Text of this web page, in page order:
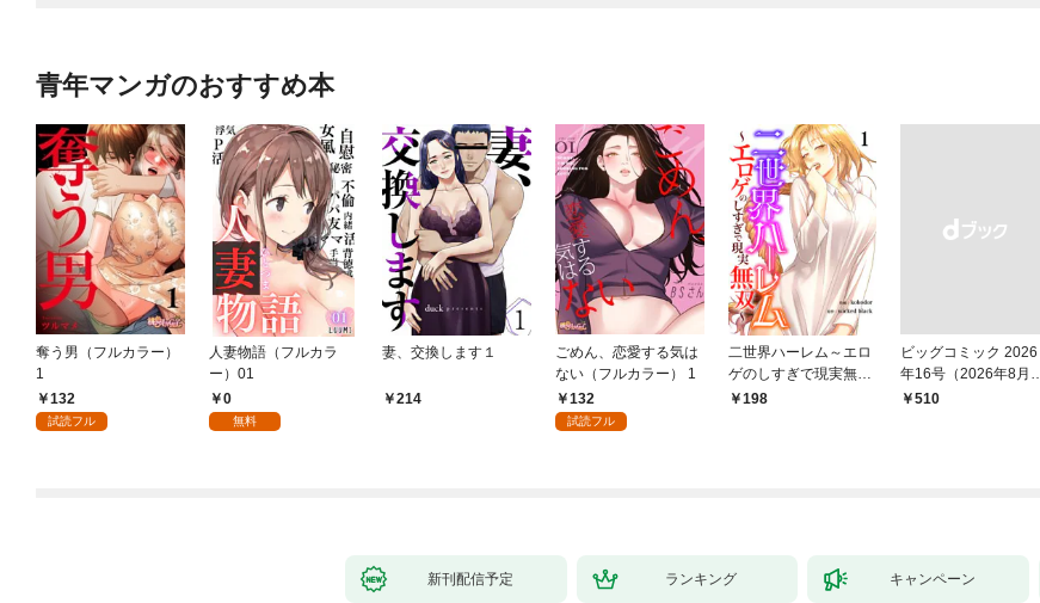
青年マンガのおすすめ本
奪う男（フルカラー）
1
132
試読フル
人妻物語（フルカラ
ー）01
0
無料
妻、交換します１
214
ごめん、恋愛する気は
ない（フルカラー） 1
132
試読フル
二世界ハーレム～エロ
ゲのしすぎで現実無双
～１198
ビッグコミック 2026
年16号（2026年8月7
日発売）
￥510
新刊配信予定 ランキング キャンペーン